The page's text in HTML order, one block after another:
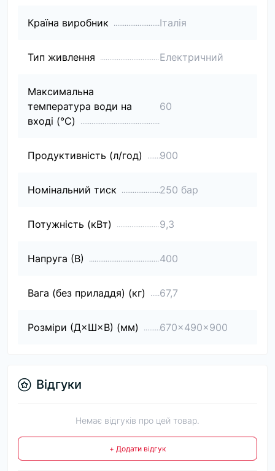
Країна виробник Італія
Тип живлення Електричний
Максимальна
температура води на
вході (°C)
60
Продуктивність (л/год) 900
Номінальний тиск 250 бар
Потужність (кВт) 9,3
Напруга (В) 400
Вага (без приладдя) (кг) 67,7
Розміри (Д×Ш×В) (мм) 670x490x900
Відгуки
Немає відгуків про цей товар.
+ Додати відгук